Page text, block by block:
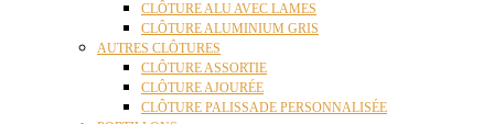
CLÔTURE ALU AVEC LAMES
CLÔTURE ALUMINIUM GRIS
AUTRES CLÔTURES
CLÔTURE ASSORTIE
CLÔTURE AJOURÉE
CLÔTURE PALISSADE PERSONNALISÉE